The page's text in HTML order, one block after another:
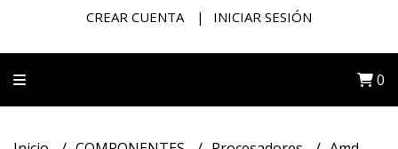
CREAR CUENTA INICIAR SESIÓN
0